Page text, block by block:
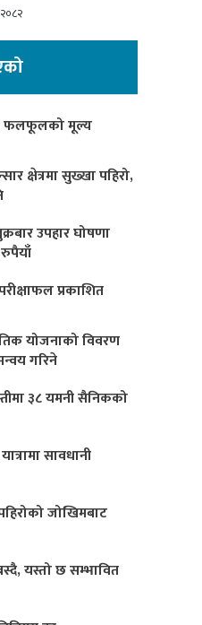
फलफूलको मूल्य
क्षेत्रमा सुख्खा पहिरो,
उपहार घोषणा
प्रकाशित
योजनाको विवरण
गरिने
३८ यमनी सैनिकको
सावधानी
जोखिमबाट
यस्तो छ सम्भावित